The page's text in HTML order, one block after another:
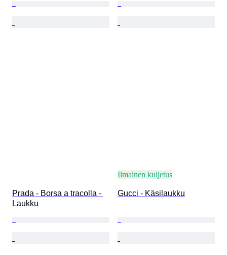
Prada - Borsa a tracolla -
Laukku
Ilmainen kuljetus
Gucci - Käsilaukku